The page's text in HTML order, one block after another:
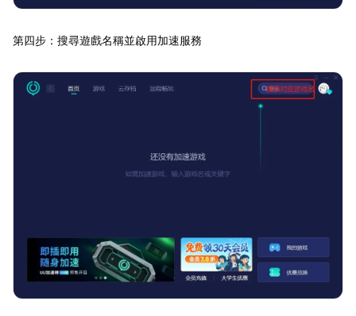
第四步：搜尋遊戲名稱並啟用加速服務